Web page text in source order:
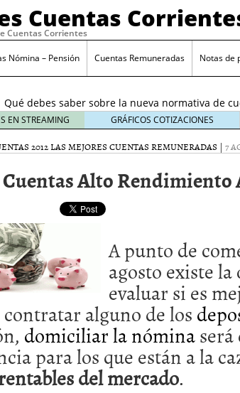
Cuentas
Cuentas Corrientes
Nómina – Pensión Cuentas Remuneradas Notas de
¿Es seguro tener todo tu dinero en una
diversificar septiembre 4, 2025
Cuentas conjuntas vs cuentas separadas:
Qué debes saber sobre la nueva normativa de
prácticas bancarias
septiembre 16, 2025
Cuentas corrientes remuneradas: ¿cuánto
septiembre 12, 2025
prisa) septiembre 9, 2025
¿Es seguro tener todo tu dinero en una cuenta
septiembre 4, 2025
Cuentas conjuntas vs cuentas separadas: ¿cómo
septiembre 23, 2025
EN STREAMING GRÁFICOS COTIZACIONES
2012 LAS MEJORES CUENTAS REMUNERADAS | 7
Alto Rendimiento
A punto de
agosto existe
evaluar si es
alguno de los
domiciliar la nómina
para los que están a la
del mercado.